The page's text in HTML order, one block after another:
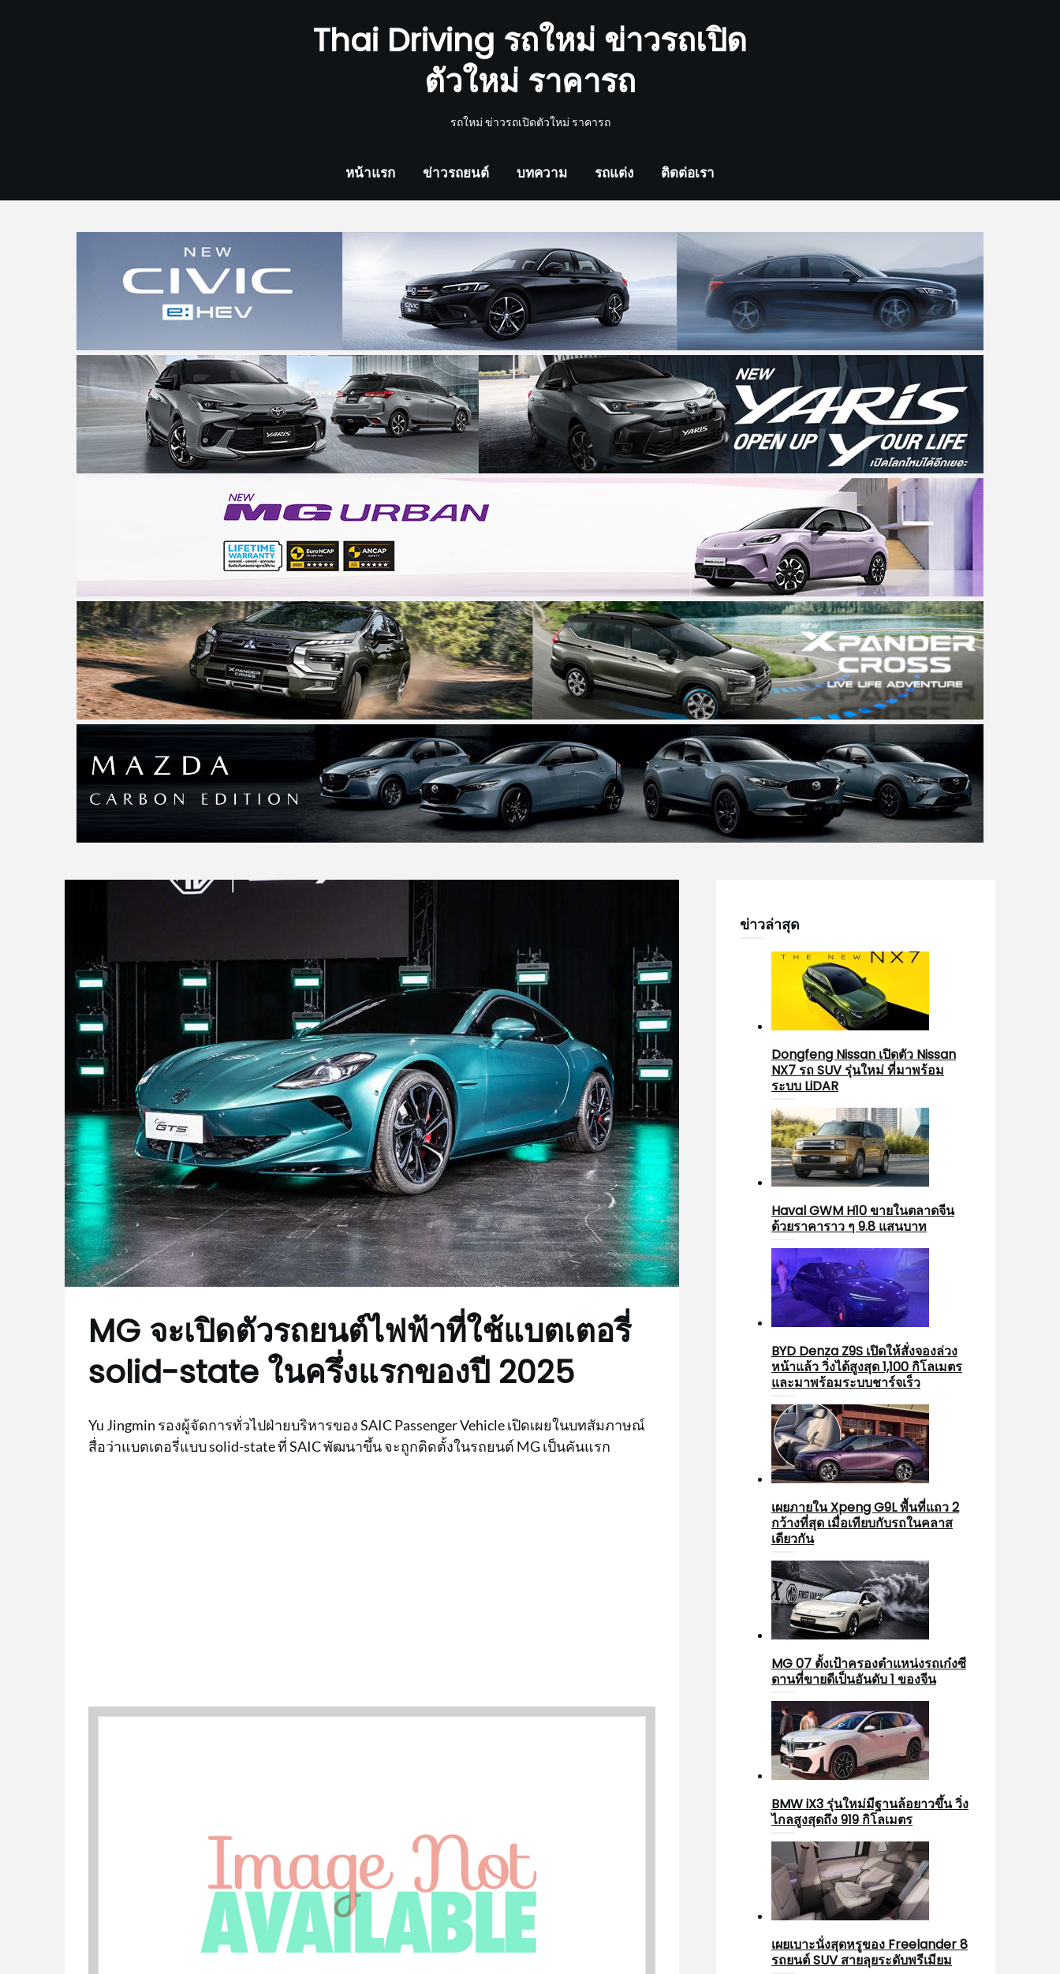
Thai Driving รถใหม่ ข่าวรถเปิด
ตัวใหม่ ราคารถ
รถใหม่ ข่าวรถเปิดตัวใหม่ ราคารถ
หน้าแรก ข่าวรถยนต์ บทความ รถแต่ง ติดต่อเรา
MG จะเปิดตัวรถยนต์ไฟฟ้าที่ใช้แบตเตอรี่
solid-state ในครึ่งแรกของปี 2025
Yu Jingmin รองผู้จัดการทั่วไปฝ่ายบริหารของ SAIC Passenger Vehicle เปิดเผยในบทสัมภาษณ์
สื่อว่าแบตเตอรี่แบบ solid-state ที่ SAIC พัฒนาขึ้น จะถูกติดตั้งในรถยนต์ MG เป็นคันแรก
ข่าวล่าสุด
Dongfeng Nissan เปิดตัว Nissan
NX7 รถ SUV รุ่นใหม่ ที่มาพร้อม
ระบบ LiDAR
Haval GWM H10 ขายในตลาดจีน
ด้วยราคาราว ๆ 9.8 แสนบาท
BYD Denza Z9S เปิดให้สั่งจองล่วง
หน้าแล้ว วิ่งได้สูงสุด 1,100 กิโลเมตร
และมาพร้อมระบบชาร์จเร็ว
เผยภายใน Xpeng G9L พื้นที่แถว 2
กว้างที่สุด เมื่อเทียบกับรถในคลาส
เดียวกัน
MG 07 ตั้งเป้าครองตำแหน่งรถเก๋งซี
ดานที่ขายดีเป็นอันดับ 1 ของจีน
BMW iX3 รุ่นใหม่มีฐานล้อยาวขึ้น วิ่ง
ไกลสูงสุดถึง 919 กิโลเมตร
เผยเบาะนั่งสุดหรูของ Freelander 8
รถยนต์ SUV สายลุยระดับพรีเมียม